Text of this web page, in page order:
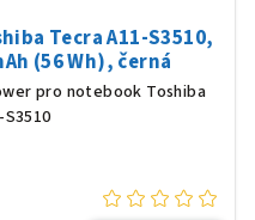
Tecra A11-S3510,
(56 Wh), černá
pro notebook Toshiba